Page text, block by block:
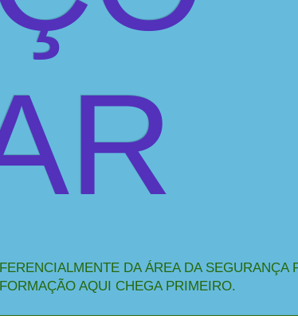
DA ÁREA DA SEGURANÇA
AQUI CHEGA PRIMEIRO.